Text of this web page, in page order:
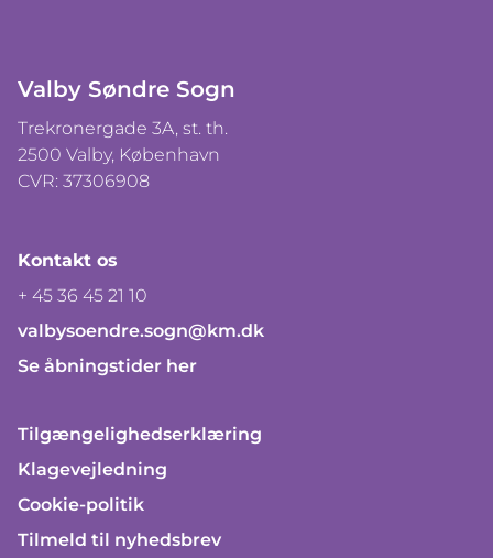
Valby Søndre Sogn
Trekronergade 3A, st. th.
2500 Valby, København
CVR: 37306908
Kontakt os
+ 45 36 45 21 10
valbysoendre.sogn@km.dk
Se åbningstider her
Tilgængelighedserklæring
Klagevejledning
Cookie-politik
Tilmeld til nyhedsbrev